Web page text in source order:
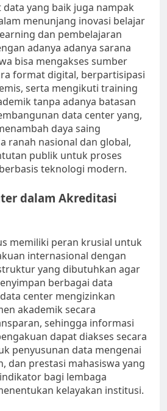
yang baik juga nampak
menunjang inovasi belajar
dan pembelajaran
adanya adanya sarana
bisa mengakses sumber
format digital, berpartisipasi
serta mengikuti training
tanpa adanya batasan
data center yang,
daya saing
ranah nasional dan global,
publik untuk proses
teknologi modern.
dalam Akreditasi
memiliki peran krusial untuk
internasional dengan
yang dibutuhkan agar
berbagai data
center mengizinkan
akademik secara
sehingga informasi
dapat diakses secara
penyusunan data mengenai
dan prestasi mahasiswa yang
bagi lembaga
kelayakan institusi.